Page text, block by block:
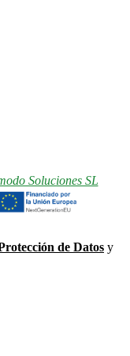
Soluciones SL
de Datos y